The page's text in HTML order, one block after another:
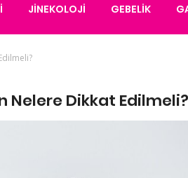
JINEKOLOJI GEBELIK
Nelere Dikkat Edilmeli?